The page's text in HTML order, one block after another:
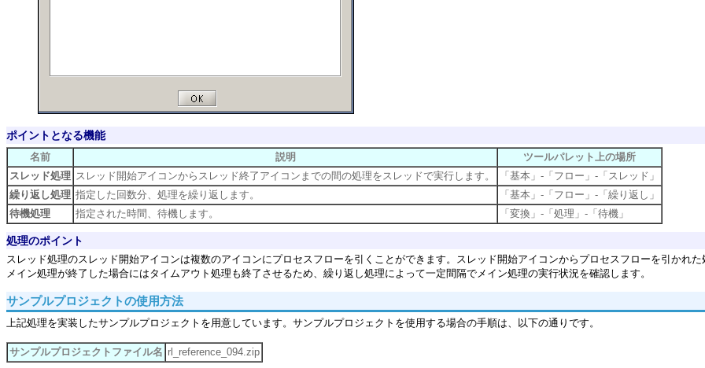
ポイントとなる機能
名前 説明
ツールパレット上の場所
スレッド処理 スレッド開始アイコンからスレッド終了アイコンまでの間の処理をスレッドで実行します。
「基本」-「フロー」-「スレッド」
繰り返し処理 指定した回数分、処理を繰り返します。
「基本」-「フロー」-「繰り返し」
待機処理
指定された時間、待機します。 「変換」-「処理」-「待機」
処理のポイント
スレッド処理のスレッド開始アイコンは複数のアイコンにプロセスフローを引くことができます。スレッド開始アイコンからプロセスフローを引かれ
メイン処理が終了した場合にはタイムアウト処理も終了させるため、繰り返し処理によって一定間隔でメイン処理の実行状況を確認します。
サンプルプロジェクトの使用方法
上記処理を実装したサンプルプロジェクトを用意しています。サンプルプロジェクトを使用する場合の手順は、以下の通りです。
サンプルプロジェクトファイル名 rl_reference_094.zip